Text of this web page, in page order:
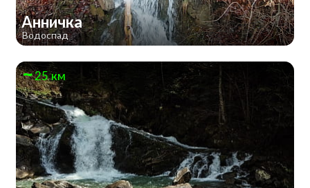
Анничка
Водоспад
25 км